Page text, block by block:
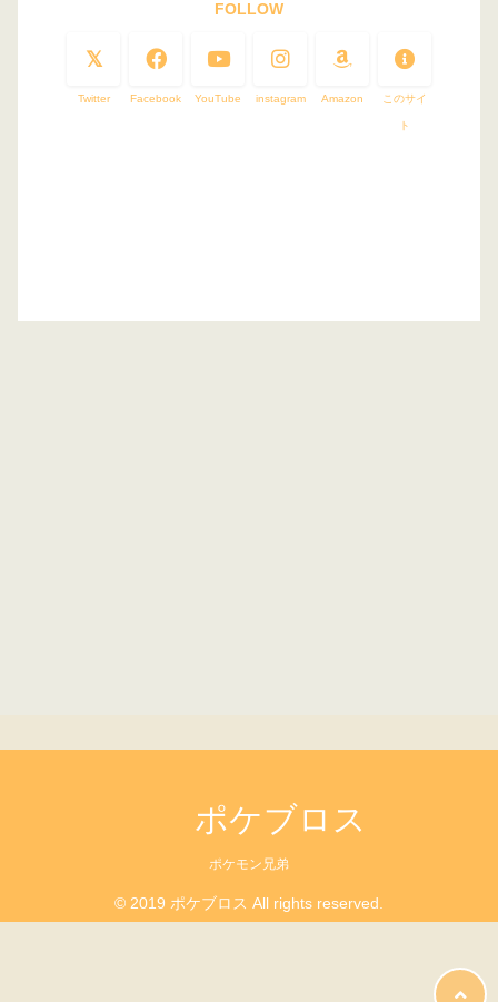
FOLLOW
Twitter Facebook YouTube instagram Amazon このサイ
ト
ポケブロス
ポケモン兄弟
© 2019 ポケブロス All rights reserved.